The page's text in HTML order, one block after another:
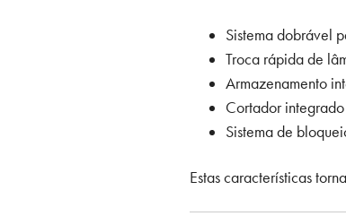
Sistema dobrável
Troca rápida de
Armazenamento
Cortador
Sistema de
Estas características